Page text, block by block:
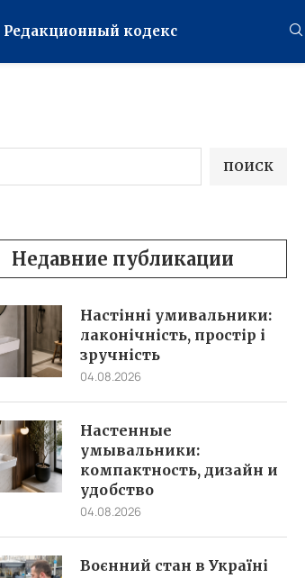
Редакционный кодекс
ПОИСК
Недавние публикации
Настінні умивальники:
лаконічність, простір і
зручність
04.08.2026
Настенные
умывальники:
компактность, дизайн и
удобство
04.08.2026
Воєнний стан в Україні